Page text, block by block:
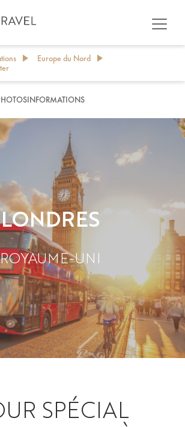
Europe du Nord
INFORMATIONS
PERSONNALISER MON PROJET DE VOYAGE
LONDRES
ROYAUME-UNI
SPÉCIAL